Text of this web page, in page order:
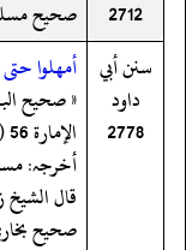
2712
صحیح مسلم/الإمارة
سنن أبي
داود
2778
أمهلوا
أخرجہ: مسند احمد (3/
قال الشيخ
صحيح بخاري (5247) صحيح مسلم